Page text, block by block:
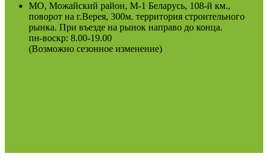
МО, Можайский район, М-1 Беларусь, 108-й км.,
поворот на г.Верея, 300м. территория строительного
рынка. При въезде на рынок направо до конца.
пн-воскр: 8.00-19.00
(Возможно сезонное изменение)